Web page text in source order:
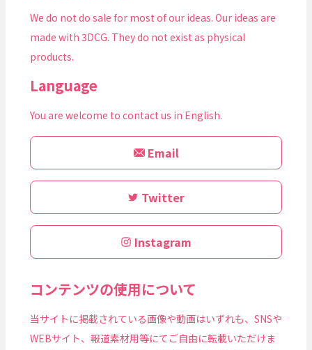
We do not do sale for most of our ideas. Our ideas are
made with 3DCG. They do not exist as physical
products.
Language
You are welcome to contact us in English.
Email
Twitter
Instagram
コンテンツの使用について
当サイトに掲載されている画像や動画はいずれも、SNSや
WEBサイト、報道素材用等にてご自由に転載いただけま